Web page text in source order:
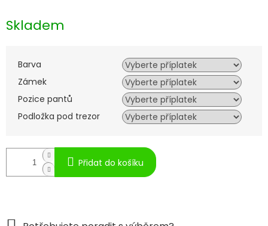
cena:
Skladem
Barva
Zámek
Pozice pantů
Podložka pod trezor
Přidat do košíku